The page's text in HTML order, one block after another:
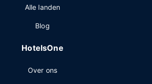
Alle landen
Blog
HotelsOne
Over ons